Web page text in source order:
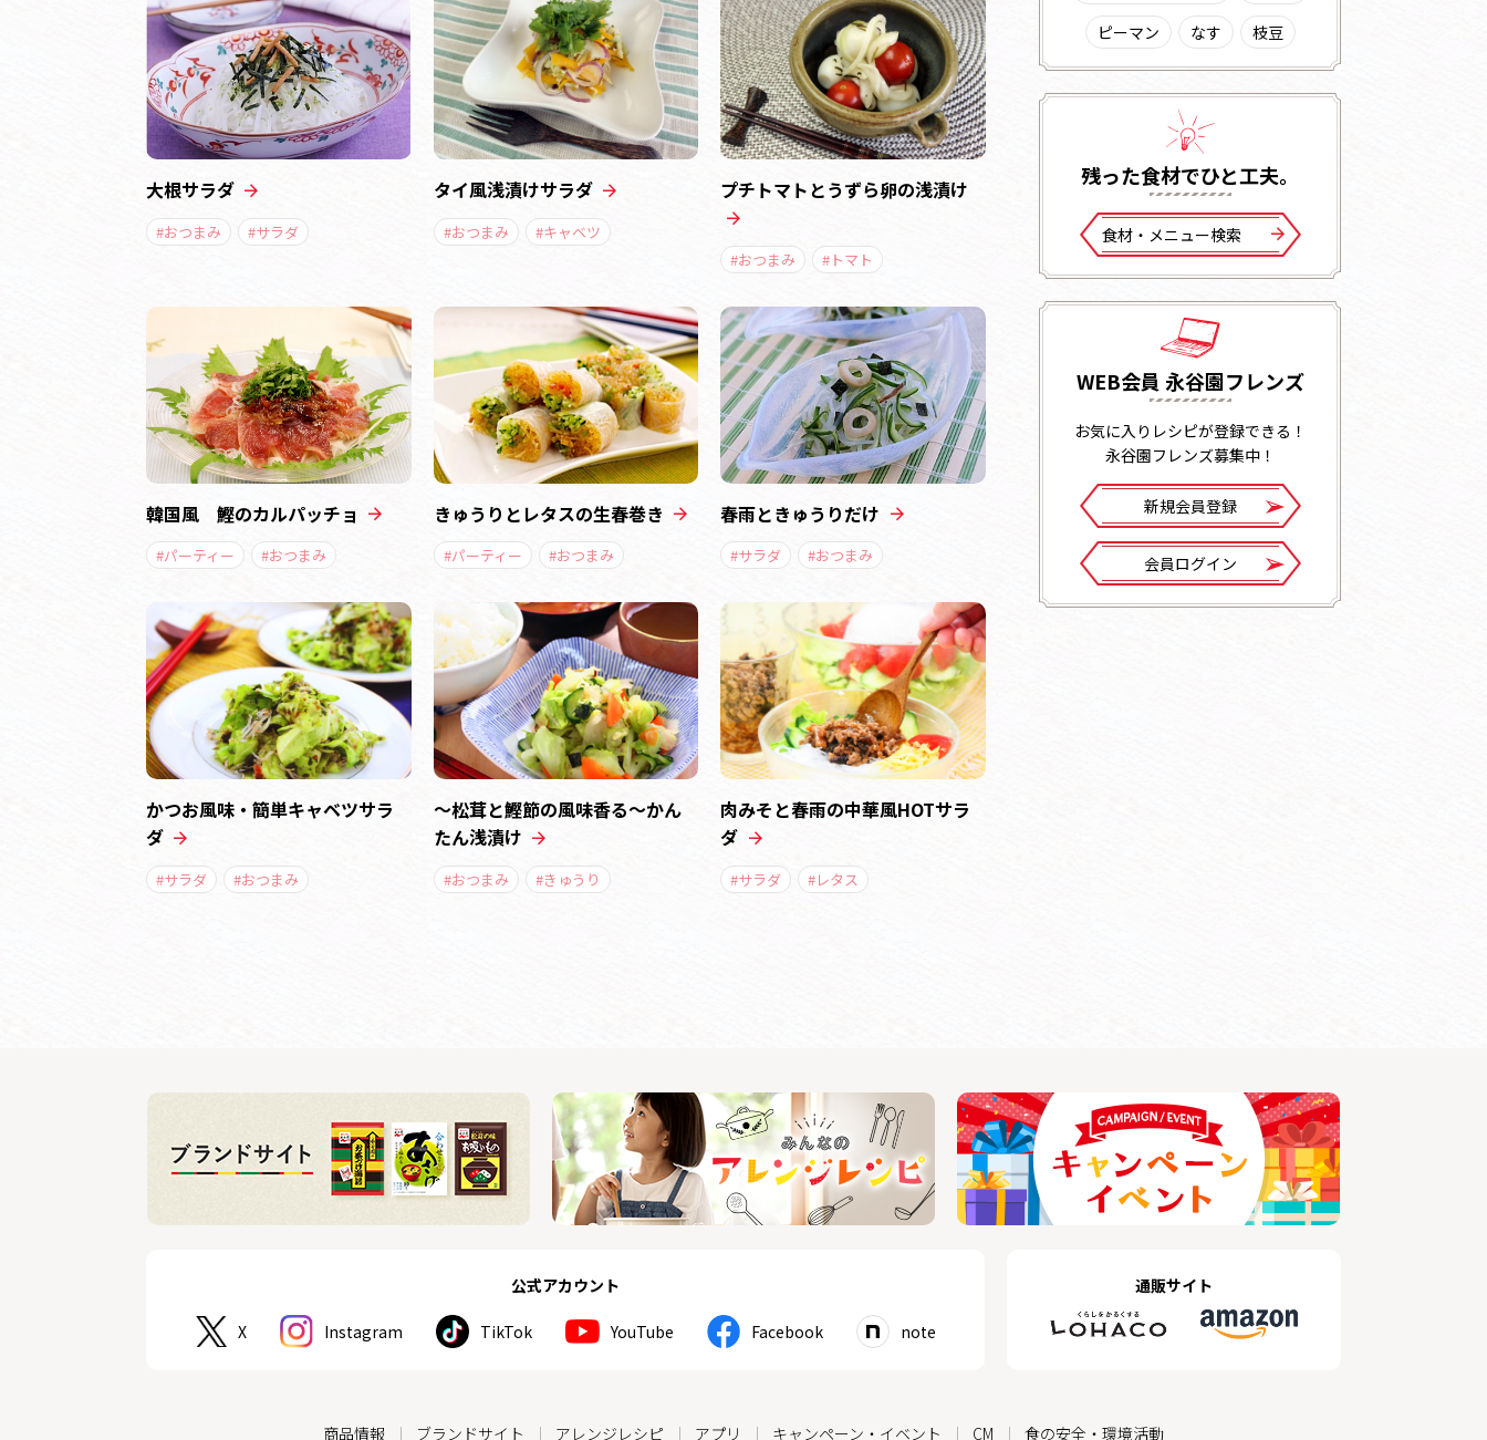
大根サラダ
#おつまみ #サラダ
タイ風浅漬けサラダ
#おつまみ #キャベツ
プチトマトとうずら卵の浅漬け
#おつまみ #トマト
韓国風 鰹のカルパッチョ
#パーティー #おつまみ
きゅうりとレタスの生春巻き
#パーティー #おつまみ
春雨ときゅうりだけ
#サラダ #おつまみ
かつお風味・簡単キャベツサラ
ダ
#サラダ #おつまみ
～松茸と鰹節の風味香る～かん
たん浅漬け
#おつまみ #きゅうり
肉みそと春雨の中華風HOTサラ
ダ
#サラダ #レタス
ピーマン
なす 枝豆
残った⾷材でひと⼯夫。
⾷材・メニュー検索
WEB会員 永谷園フレンズ
お気に入りレシピが登録できる！
永谷園フレンズ募集中！
新規会員登録
会員ログイン
公式アカウント
X Instagram TikTok YouTube Facebook note
通販サイト
商品情報 ブランドサイト アレンジレシピ アプリ キャンペーン・イベント CM 食の安全・環境活動